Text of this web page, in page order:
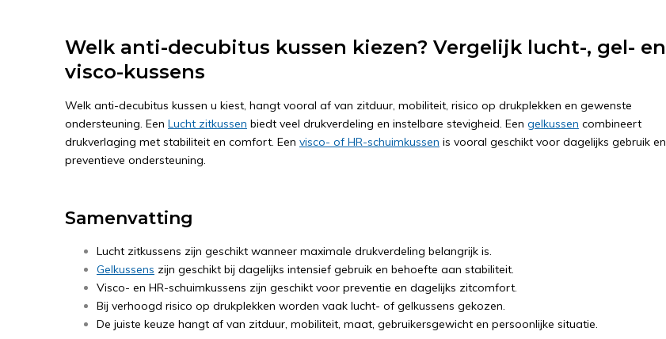
Welk anti-decubitus kussen kiezen? Vergelijk lucht-, gel- en
visco-kussens
Welk anti-decubitus kussen u kiest, hangt vooral af van zitduur, mobiliteit, risico op drukplekken en gewenste
ondersteuning. Een Lucht zitkussen biedt veel drukverdeling en instelbare stevigheid. Een gelkussen combineert
drukverlaging met stabiliteit en comfort. Een visco- of HR-schuimkussen is vooral geschikt voor dagelijks gebruik en
preventieve ondersteuning.
Samenvatting
Lucht zitkussens zijn geschikt wanneer maximale drukverdeling belangrijk is.
Gelkussens zijn geschikt bij dagelijks intensief gebruik en behoefte aan stabiliteit.
Visco- en HR-schuimkussens zijn geschikt voor preventie en dagelijks zitcomfort.
Bij verhoogd risico op drukplekken worden vaak lucht- of gelkussens gekozen.
De juiste keuze hangt af van zitduur, mobiliteit, maat, gebruikersgewicht en persoonlijke situatie.